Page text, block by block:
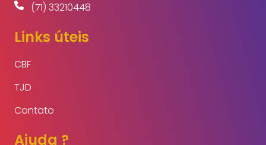
(71) 33210448
Links úteis
CBF
TJD
Contato
Ajuda ?